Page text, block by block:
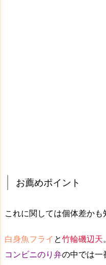
お薦めポイント
これに関しては個体差かも
白身魚フライ と竹輪磯辺天。
コンビニのり弁の中では一